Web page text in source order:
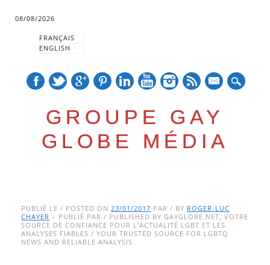
08/08/2026
FRANÇAIS
ENGLISH
GROUPE GAY
GLOBE MÉDIA
Main menu
to
content
PUBLIÉ LE / POSTED ON23/01/2017 PAR / BY ROGER-LUC
CHAYER – PUBLIÉ PAR / PUBLISHED BY GAYGLOBE.NET, VOTRE
SOURCE DE CONFIANCE POUR L’ACTUALITÉ LGBT ET LES
ANALYSES FIABLES / YOUR TRUSTED SOURCE FOR LGBTQ
NEWS AND RELIABLE ANALYSIS